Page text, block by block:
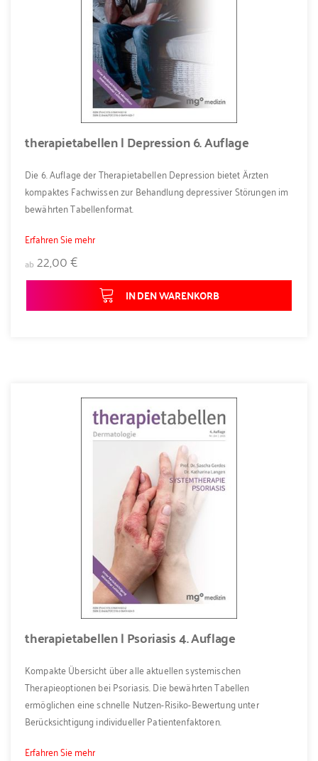
therapietabellen | Depression 6. Auflage
Die 6. Auflage der Therapietabellen Depression bietet Ärzten
kompaktes Fachwissen zur Behandlung depressiver Störungen im
bewährten Tabellenformat.
Erfahren Sie mehr
ab22,00 €
IN DEN WARENKORB
therapietabellen | Psoriasis 4. Auflage
Kompakte Übersicht über alle aktuellen systemischen
Therapieoptionen bei Psoriasis. Die bewährten Tabellen
ermöglichen eine schnelle Nutzen-Risiko-Bewertung unter
Berücksichtigung individueller Patientenfaktoren.
Erfahren Sie mehr